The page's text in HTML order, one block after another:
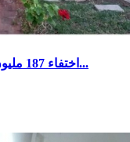
اختفاء 187 مليون شيكل من ميزانية اغلاق الفجوات الصحية...